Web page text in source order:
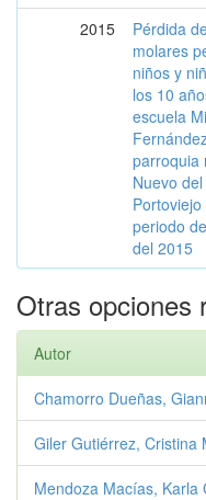
2015
Pérdida
molares
niños y
los 10
escuela
parroquia
Nuevo
periodo
del 2015
Otras opciones
Autor
Chamorro Dueñas,
Giler Gutiérrez, Cristina
Mendoza Macías, Karla